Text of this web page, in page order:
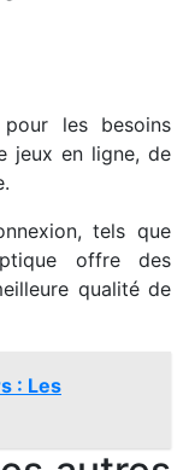
les besoins
jeux en ligne, de
tels que
offre des
qualité de
: Les